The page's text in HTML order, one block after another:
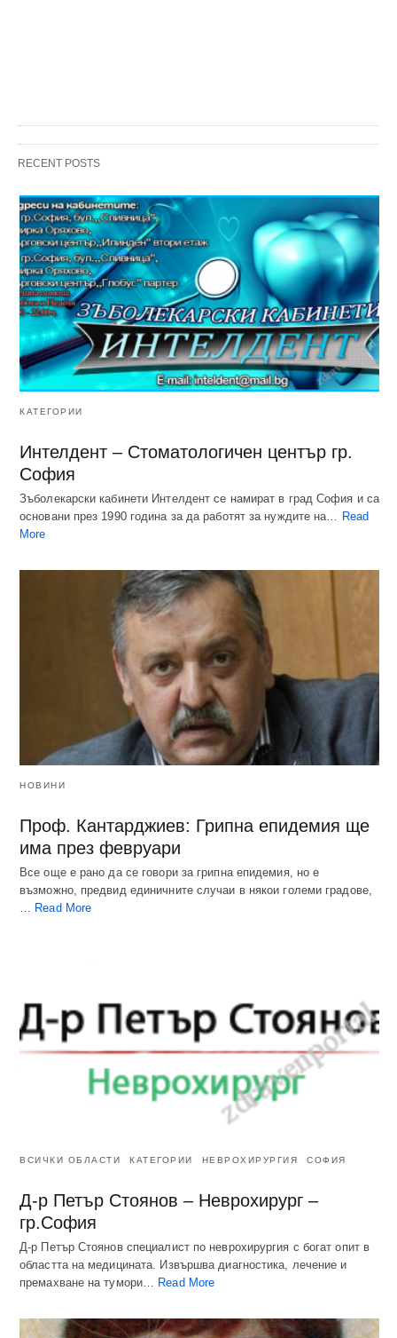
RECENT POSTS
КАТЕГОРИИ
Интелдент – Стоматологичен център гр.
София
Зъболекарски кабинети Интелдент се намират в град София и са
основани през 1990 година за да работят за нуждите на… Read
More
НОВИНИ
Проф. Кантарджиев: Грипна епидемия ще
има през февруари
Все още е рано да се говори за грипна епидемия, но е
възможно, предвид единичните случаи в някои големи градове,
… Read More
ВСИЧКИ ОБЛАСТИ КАТЕГОРИИ НЕВРОХИРУРГИЯ СОФИЯ
Д-р Петър Стоянов – Неврохирург –
гр.София
Д-р Петър Стоянов специалист по неврохирургия с богат опит в
областта на медицината. Извършва диагностика, лечение и
премахване на тумори…
Read More